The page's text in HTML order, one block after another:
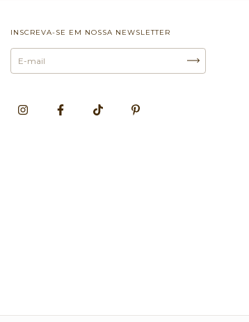
INSCREVA-SE EM NOSSA NEWSLETTER